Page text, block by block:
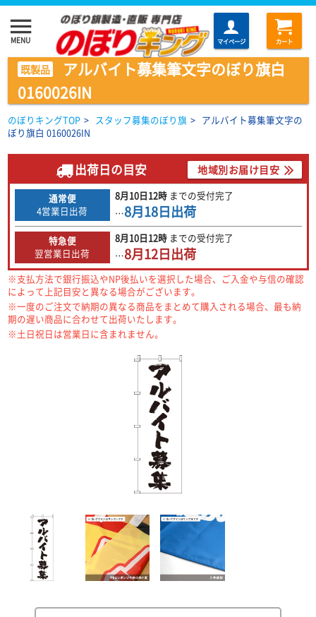
menu
MENU マイページ カート
既製品
アルバイト募集筆文字のぼり旗白
0160026IN
のぼりキングTOP > スタッフ募集のぼり旗 > アルバイト募集筆文字の
ぼり旗白 0160026IN
出荷日の目安 地域別お届け目安
通常便
4営業日出荷
8月10日12時 までの受付完了
…8月18日出荷
特急便
翌営業日出荷
8月10日12時 までの受付完了
…8月12日出荷
※支払方法で銀行振込やNP後払いを選択した場合、ご入金や与信の確認
によって上記目安と異なる場合がございます。
※一度のご注文で納期の異なる商品をまとめて購入される場合、最も納
期の遅い商品に合わせて出荷いたします。
※土日祝日は営業日に含まれません。